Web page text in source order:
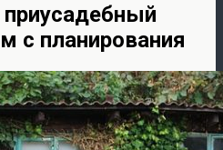
приусадебный
с планирования